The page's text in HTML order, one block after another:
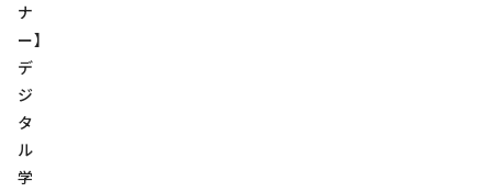
ナ
ー】
デ
ジ
タ
ル
学